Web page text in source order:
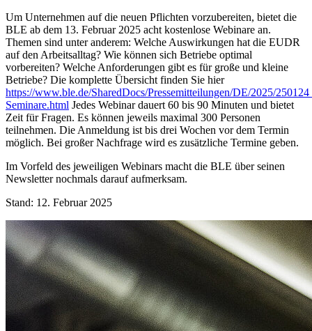
Um Unternehmen auf die neuen Pflichten vorzubereiten, bietet die
BLE ab dem 13. Februar 2025 acht kostenlose Webinare an.
Themen sind unter anderem: Welche Auswirkungen hat die EUDR
auf den Arbeitsalltag? Wie können sich Betriebe optimal
vorbereiten? Welche Anforderungen gibt es für große und kleine
Betriebe? Die komplette Übersicht finden Sie hier
https://www.ble.de/SharedDocs/Pressemitteilungen/DE/2025/
Seminare.html Jedes Webinar dauert 60 bis 90 Minuten und bietet
Zeit für Fragen. Es können jeweils maximal 300 Personen
teilnehmen. Die Anmeldung ist bis drei Wochen vor dem Termin
möglich. Bei großer Nachfrage wird es zusätzliche Termine geben.
Im Vorfeld des jeweiligen Webinars macht die BLE über seinen
Newsletter nochmals darauf aufmerksam.
Stand: 12. Februar 2025